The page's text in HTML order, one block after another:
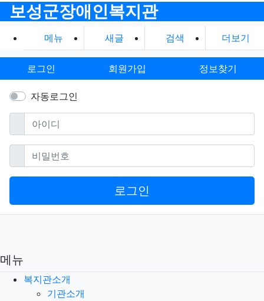
보성군장애인복지관
메뉴 새글 검색 더보기
로그인 회원가입 정보찾기
자동로그인
아이디필수
비밀번호필수
로그인
메뉴
복지관소개
기관소개